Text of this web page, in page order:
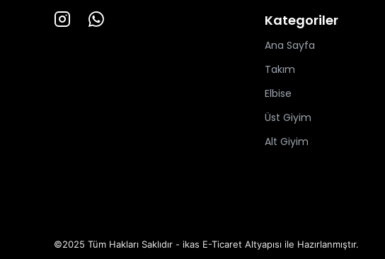
Kategoriler
Ana Sayfa
Takım
Elbise
Üst Giyim
Alt Giyim
©2025 Tüm Hakları Saklıdır - ikas E-Ticaret Altyapısı ile Hazırlanmıştır.